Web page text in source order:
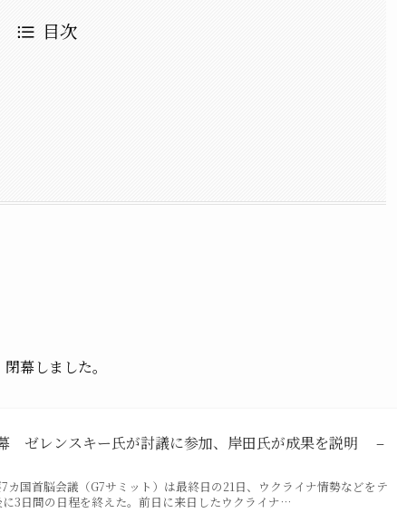
目次
幕しました。
ゼレンスキー氏が討議に参加、岸田氏が成果を説明 –
カ国首脳会議（G7サミット）は最終日の21日、ウクライナ情勢などをテ
3日間の日程を終えた。前日に来日したウクライナ…